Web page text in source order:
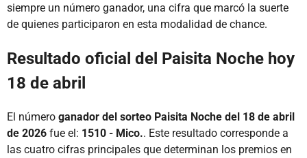
siempre un número ganador, una cifra que marcó la suerte
de quienes participaron en esta modalidad de chance.
Resultado oficial del Paisita Noche hoy
18 de abril
El número ganador del sorteo Paisita Noche del 18 de abril
de 2026 fue el: 1510 - Mico.. Este resultado corresponde a
las cuatro cifras principales que determinan los premios en